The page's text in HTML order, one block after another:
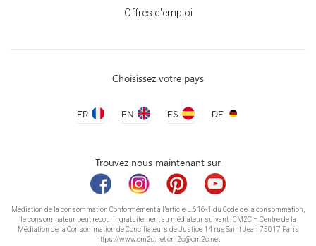
Offres d'emploi
Choisissez votre pays
FR EN ES DE
Trouvez nous maintenant sur
Médiation de la consommation Conformément à l’article L.616-1 du Code de la consommation,
le consommateur peut recourir gratuitement au médiateur suivant : CM2C – Centre de la
Médiation de la Consommation de Conciliateurs de Justice 14 rue Saint Jean 75017 Paris
https://www.cm2c.net cm2c@cm2c.net